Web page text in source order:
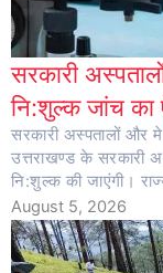
सरकारी
नि:शुल्क जांच का
सरकारी अस्पतालों और
उत्तराखण्ड के सरकारी
नि:शुल्क की जाएंगी।
August 5, 2026